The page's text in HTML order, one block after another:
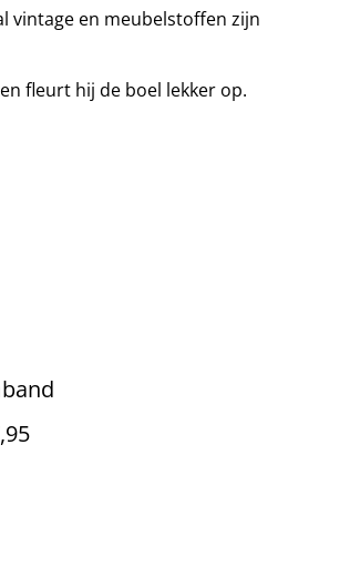
vintage en meubelstoffen zijn
fleurt hij de boel lekker op.